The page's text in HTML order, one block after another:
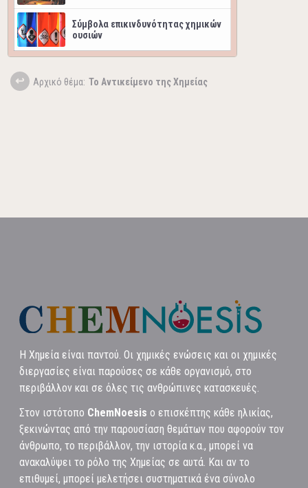
Σύμβολα επικινδυνότητας χημικών
ουσιών
Aρχικό θέμα: Το Αντικείμενο της Χημείας
Η Χημεία είναι παντού. Οι χημικές ενώσεις και οι χημικές
διεργασίες είναι παρούσες σε κάθε οργανισμό, στο
περιβάλλον και σε όλες τις ανθρώπινες κατασκευές.
Στον ιστότοπο ChemNoesis ο επισκέπτης κάθε ηλικίας,
ξεκινώντας από την παρουσίαση θεμάτων που αφορούν τον
άνθρωπο, το περιβάλλον, την ιστορία κ.α., μπορεί να
ανακαλύψει το ρόλο της Χημείας σε αυτά. Και αν το
επιθυμεί, μπορεί μελετήσει συστηματικά ένα σύνολο